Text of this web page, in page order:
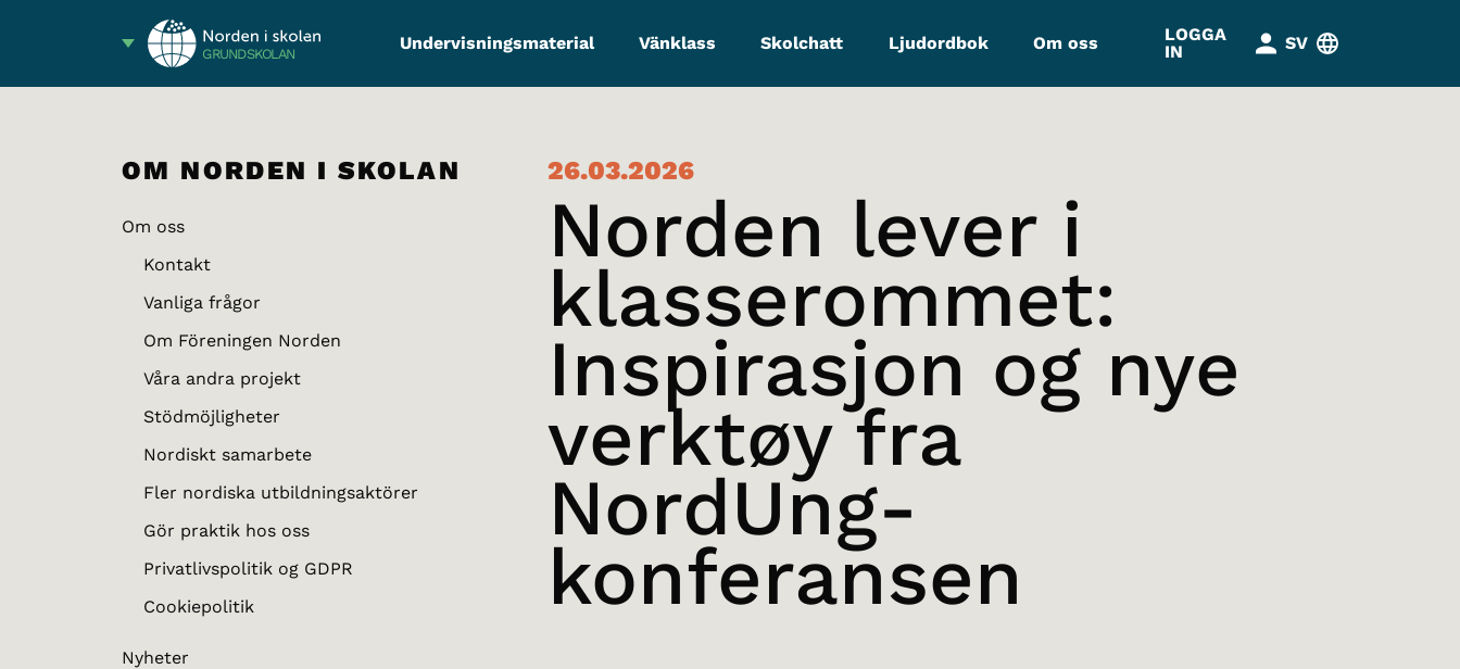
GRUNDSKOLAN
Undervisningsmaterial Vänklass Skolchatt Ljudordbok Om oss
LOGGA
IN
SV
OM NORDEN I SKOLAN
Om oss
Kontakt
Vanliga frågor
Om Föreningen Norden
Våra andra projekt
Stödmöjligheter
Nordiskt samarbete
Fler nordiska utbildningsaktörer
Gör praktik hos oss
Privatlivspolitik og GDPR
Cookiepolitik
Nyheter
26.03.2026
Norden lever i
klasserommet:
Inspirasjon og nye
verktøy fra
NordUng-
konferansen